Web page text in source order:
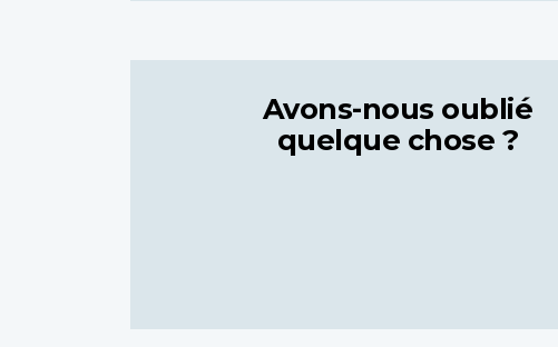
Avons-nous oublié
quelque chose ?